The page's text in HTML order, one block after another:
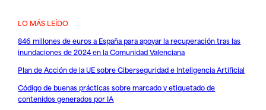
LO MÁS LEÍDO
846 millones de euros a España para apoyar la recuperación tras las
inundaciones de 2024 en la Comunidad Valenciana
Plan de Acción de la UE sobre Ciberseguridad e Inteligencia Artificial
Código de buenas prácticas sobre marcado y etiquetado de
contenidos generados por IA